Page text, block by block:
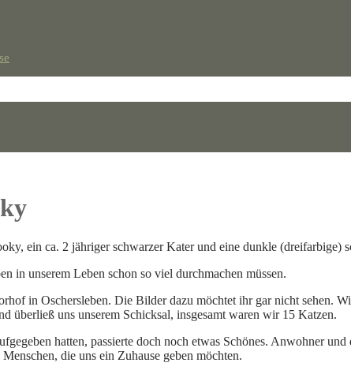
ein ca. 2 jähriger schwarzer Kater und eine dunkle (dreifarbige)
in unserem Leben schon so viel durchmachen müssen.
in Oschersleben. Die Bilder dazu möchtet ihr gar nicht sehen.
überließ uns unserem Schicksal, insgesamt waren wir 15 Katzen.
hatten, passierte doch noch etwas Schönes. Anwohner
die uns ein Zuhause geben möchten.